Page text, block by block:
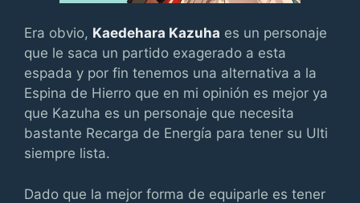
Era obvio, Kaedehara Kazuha es un personaje
que le saca un partido exagerado a esta
espada y por fin tenemos una alternativa a la
Espina de Hierro que en mi opinión es mejor ya
que Kazuha es un personaje que necesita
bastante Recarga de Energía para tener su Ulti
siempre lista.
Dado que la mejor forma de equiparle es tener